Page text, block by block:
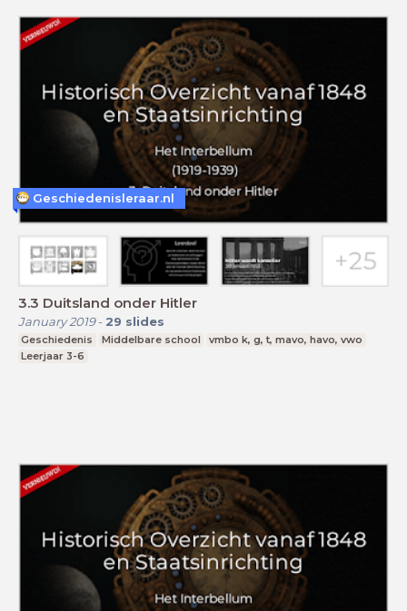
3.3 Duitsland onder Hitler
January 2019- 29 slides
Geschiedenis Middelbare school
vmbo k, g, t, mavo, havo, vwo
Leerjaar 3-6
Geschiedenisleraar.nl